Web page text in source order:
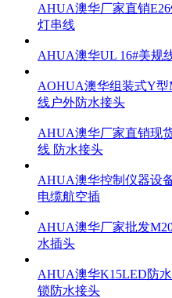
AHUA澳华厂家直销
灯串线
AHUA澳华UL 16#美规
AOHUA澳华组装式Y型
线户外防水接头
AHUA澳华厂家直销现
线 防水接头
AHUA澳华控制仪器设
电缆航空插
AHUA澳华厂家批发
水插头
AHUA澳华K15LED防
锁防水接头